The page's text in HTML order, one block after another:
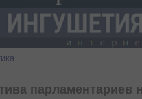
парламентариев